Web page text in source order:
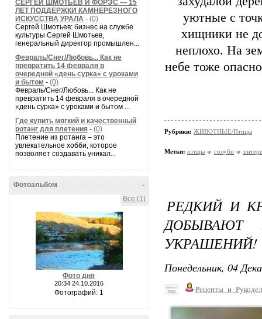
СЕРГЕЙ ШМОТЬЕВ И ФОРЭС — 15
ЛЕТ ПОДДЕРЖКИ КАМНЕРЕЗНОГО
ИСКУССТВА УРАЛА - (0)
Сергей Шмотьев: бизнес на службе
культуры Сергей Шмотьев,
генеральный директор промышлен...
Февраль/Снег/Любовь... Как не
превратить 14 февраля в
очередной «день сурка» с уроками
и бытом - (0)
Февраль/Снег/Любовь... Как не
превратить 14 февраля в очередной
«день сурка» с уроками и бытом ...
Где купить мягкий и качественный
ротанг для плетения - (0)
Плетение из ротанга – это
увлекательное хобби, которое
позволяет создавать уникал...
-
Фотоальбом
Все (1)
Фото дня
20:34 24.10.2016
Фотографий: 1
уютные с
хищники не
неплохо. На
небе тоже
Рубрики: ЖИВОТНЫЕ/Птицы
Метки: птицы голуби
РЕДКИЙ И
ДОБЫВАЮТ
УКРАШЕНИЙ!
Понедельник, 04